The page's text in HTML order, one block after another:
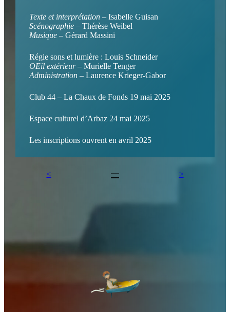
Texte et interprétation – Isabelle Guisan
Scénographie – Thérèse Weibel
Musique – Gérard Massini
Régie sons et lumière : Louis Schneider
OEil extérieur– Murielle Tenger
Administration – Laurence Krieger-Gabor
Club 44 – La Chaux de Fonds 19 mai 2025
Espace culturel d’Arbaz 24 mai 2025
Les inscriptions ouvrent en avril 2025
< >